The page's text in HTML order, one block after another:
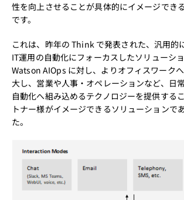
性を向上させることが具体的にイメージでき
です。
これは、昨年の Think で発表された、汎用的
IT運用の自動化にフォーカスしたソリューシ
Watson AIOps に対し、よりオフィスワーク
大し、営業や人事・オペレーションなど、日
自動化へ組み込めるテクノロジーを提供する
トナー様がイメージできるソリューションで
た。